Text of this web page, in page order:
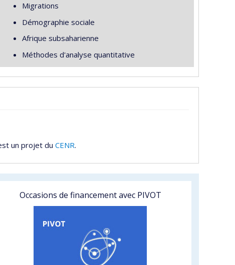
Migrations
Démographie sociale
Afrique subsaharienne
Méthodes d'analyse quantitative
un projet du CENR.
Occasions de financement avec PIVOT